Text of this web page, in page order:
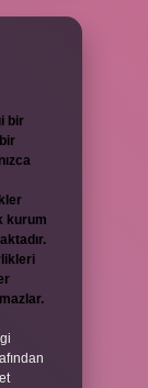
bir
kurum